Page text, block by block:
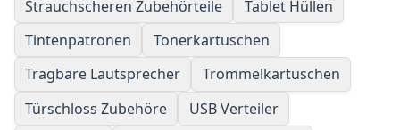
Strauchscheren Zubehörteile
Tablet Hüllen
Tintenpatronen
Tonerkartuschen
Tragbare Lautsprecher
Trommelkartuschen
Türschloss Zubehöre
USB Verteiler